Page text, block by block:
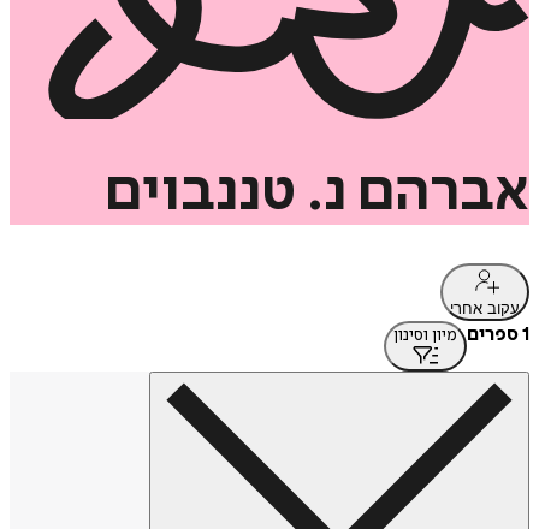
אברהם נ. טננבוים
עקוב אחרי
1 ספרים מיון וסינון